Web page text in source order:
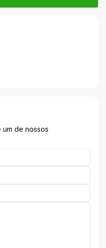
de nossos